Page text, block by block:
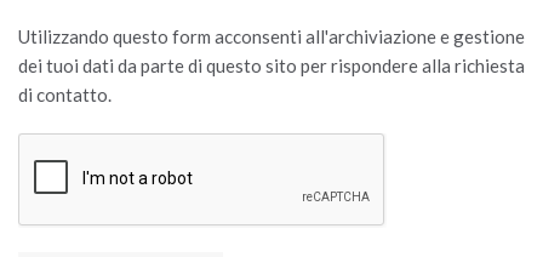
Utilizzando questo form acconsenti all'archiviazione e gestione
dei tuoi dati da parte di questo sito per rispondere alla richiesta
di contatto.